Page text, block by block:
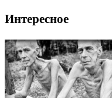
Интересное